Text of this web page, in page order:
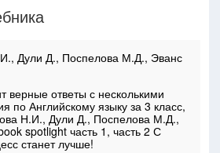
Дули Д., Поспелова М.Д., Эванс
верные ответы с несколькими
по Английскому языку за 3 класс,
Н.И., Дули Д., Поспелова М.Д.,
spotlight часть 1, часть 2 С
станет лучше!